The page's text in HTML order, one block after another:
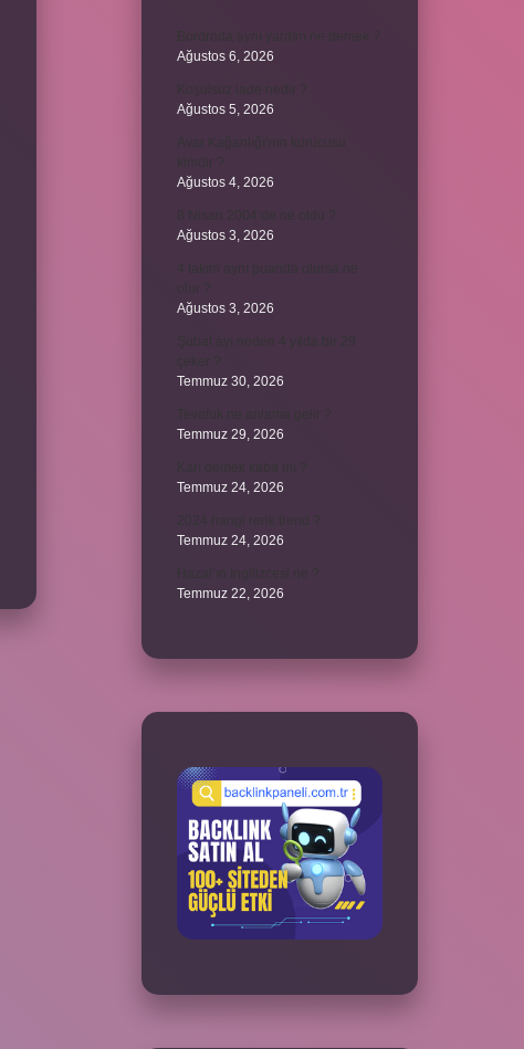
Ağustos 6, 2026
Ağustos 5, 2026
Ağustos 4, 2026
Ağustos 3, 2026
Ağustos 3, 2026
Temmuz 30, 2026
Temmuz 29, 2026
Temmuz 24, 2026
Temmuz 24, 2026
Temmuz 22, 2026